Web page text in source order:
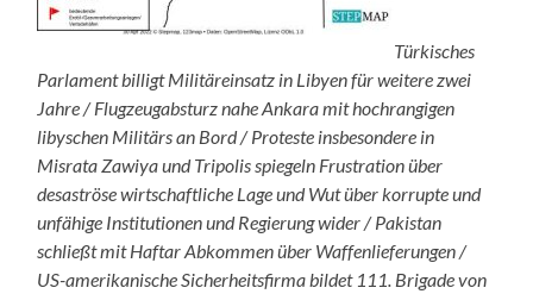
Türkisches
Parlament billigt Militäreinsatz in Libyen für weitere zwei
Jahre / Flugzeugabsturz nahe Ankara mit hochrangigen
libyschen Militärs an Bord / Proteste insbesondere in
Misrata Zawiya und Tripolis spiegeln Frustration über
desaströse wirtschaftliche Lage und Wut über korrupte und
unfähige Institutionen und Regierung wider / Pakistan
schließt mit Haftar Abkommen über Waffenlieferungen /
US-amerikanische Sicherheitsfirma bildet 111. Brigade von